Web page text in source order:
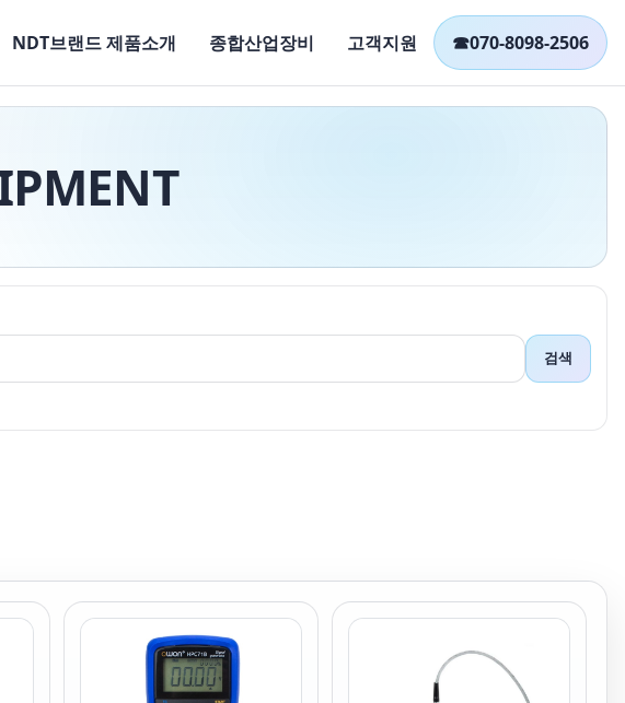
NDT브랜드 제품소개 종합산업장비 고객지원 ☎070-8098-2506
검색